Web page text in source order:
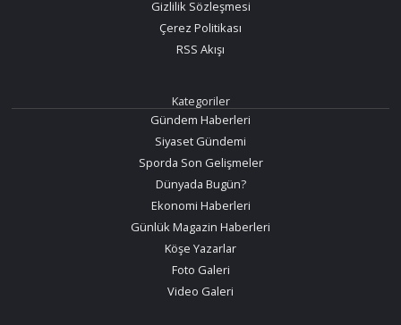
Gizlilik Sözleşmesi
Çerez Politikası
RSS Akışı
Kategoriler
Gündem Haberleri
Siyaset Gündemi
Sporda Son Gelişmeler
Dünyada Bugün?
Ekonomi Haberleri
Günlük Magazin Haberleri
Köşe Yazarlar
Foto Galeri
Video Galeri